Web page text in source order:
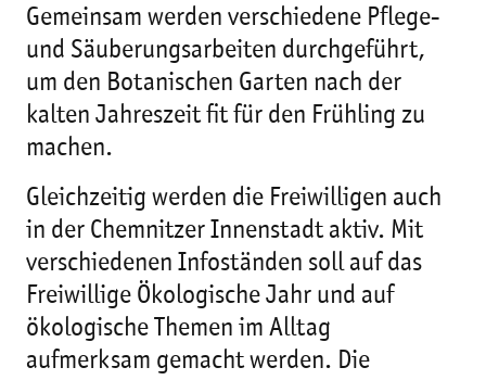
Gemeinsam werden verschiedene Pflege-
und Säuberungsarbeiten durchgeführt,
um den Botanischen Garten nach der
kalten Jahreszeit fit für den Frühling zu
machen.
Gleichzeitig werden die Freiwilligen auch
in der Chemnitzer Innenstadt aktiv. Mit
verschiedenen Infoständen soll auf das
Freiwillige Ökologische Jahr und auf
ökologische Themen im Alltag
aufmerksam gemacht werden. Die